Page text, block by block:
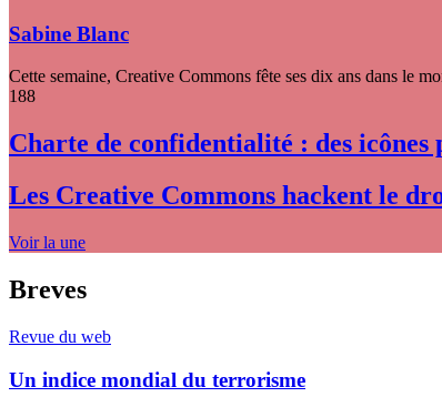
Sabine Blanc
Cette semaine, Creative Commons fête ses dix ans dans le
188
Charte de confidentialité : des
Les Creative Commons hackent le
Voir la une
Breves
Revue du web
Un indice mondial du terrorisme